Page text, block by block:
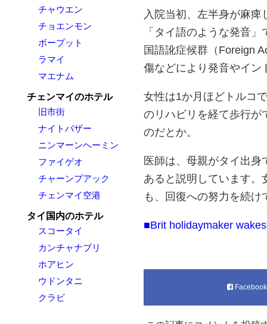
チャウエン
チョエンモン
ボープット
ラマイ
マエナム
チェンマイのホテル
旧市街
ナイトバザー
ニンマーンヘーミン
ファイゲオ
チャーンプアック
チェンマイ空港
タイ国内のホテル
スコータイ
カンチャナブリ
ホアヒン
ウドンタニ
クラビ
入院当初、左半身が麻
「タイ語のような発音
国語訛症候群（Foreign
傷などにより発音やイン
女性は1か月ほどトルコ
のリハビリを経て歩行が
のだとか。
医師は、母親がタイ出
あると説明しています。
も、回復への努力を続
■Brit holidaymaker
Facebook